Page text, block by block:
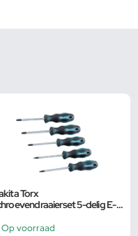
Torx
5-delig E-
Op voorraad